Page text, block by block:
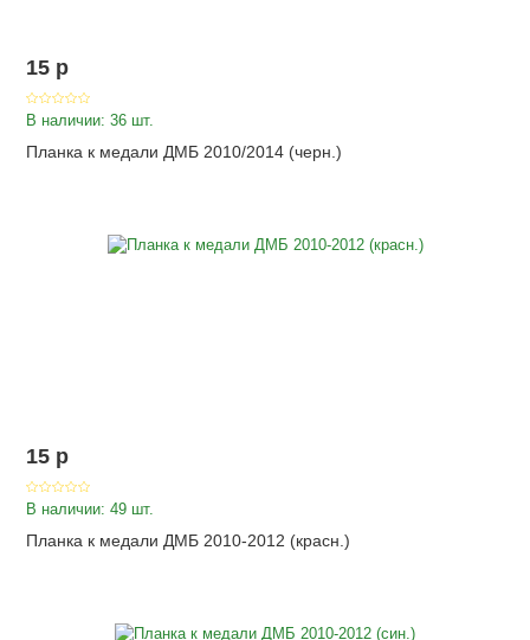
15 p
В наличии: 36 шт.
Планка к медали ДМБ 2010/2014 (черн.)
15 p
В наличии: 49 шт.
Планка к медали ДМБ 2010-2012 (красн.)